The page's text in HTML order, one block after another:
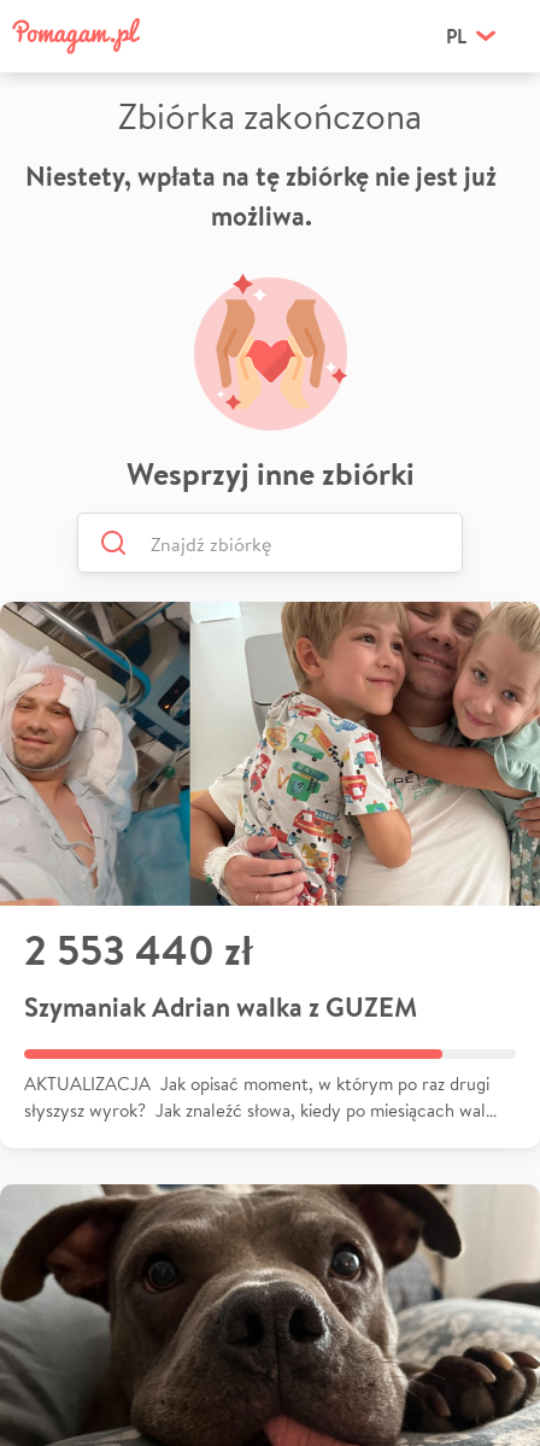
PL
Zbiórka zakończona
Niestety, wpłata na tę zbiórkę nie jest już
możliwa.
Wesprzyj inne zbiórki
2 553 440 zł
Szymaniak Adrian walka z GUZEM
AKTUALIZACJA Jak opisać moment, w którym po raz drugi
słyszysz wyrok? Jak znaleźć słowa, kiedy po miesiącach wal…